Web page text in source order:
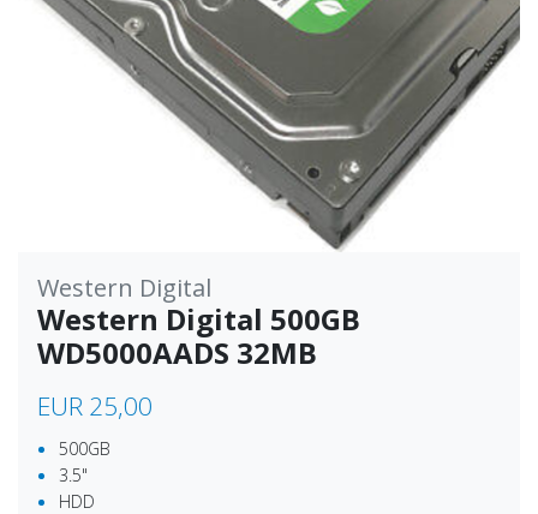
Western Digital
Western Digital 500GB
WD5000AADS 32MB
EUR 25,00
500GB
3.5"
HDD